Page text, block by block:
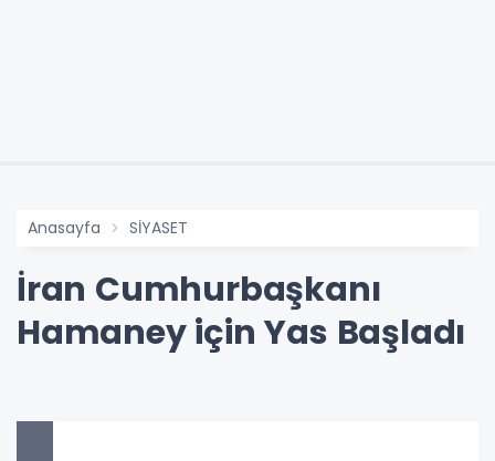
Anasayfa SİYASET
İran Cumhurbaşkanı
Hamaney için Yas Başladı